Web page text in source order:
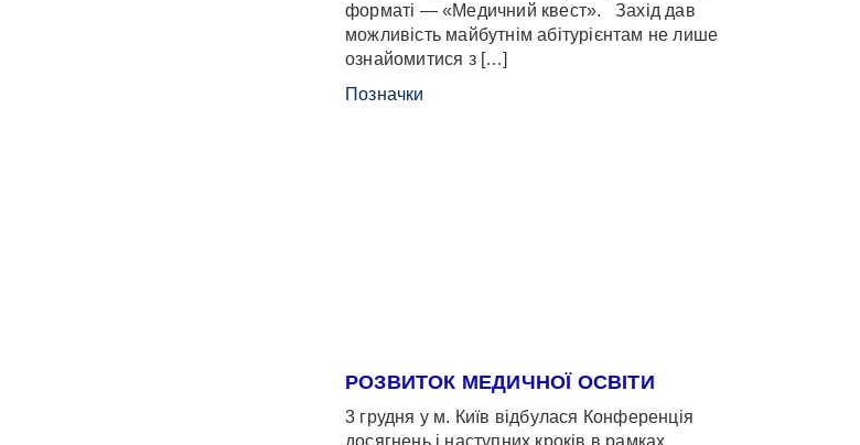
форматі — «Медичний квест». Захід дав
можливість майбутнім абітурієнтам не лише
ознайомитися з […]
Позначки
РОЗВИТОК МЕДИЧНОЇ ОСВІТИ
3 грудня у м. Київ відбулася Конференція
досягнень і наступних кроків в рамках